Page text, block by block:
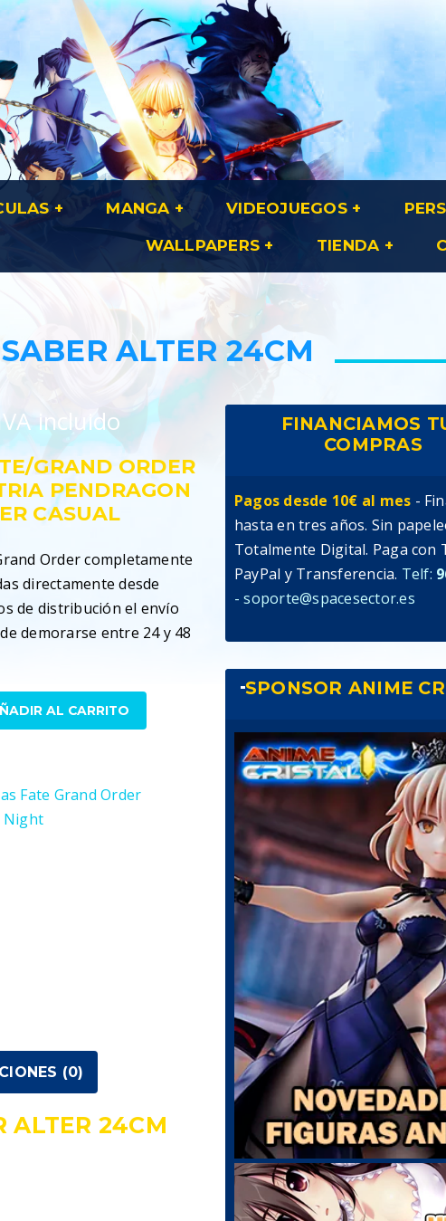
MANGA VIDEOJUEGOS
WALLPAPERS
TIENDA
ALTER 24CM
incluido
GRAND ORDER
PENDRAGON
CASUAL
Order completamente
directamente desde
de distribución el envío
demorarse entre 24 y 48
AL CARRITO
Fate Grand Order
Night
(0)
ALTER 24CM
FINANCIAMOS
COMPRAS
Pagos desde 10€ al mes -
hasta en tres años. Sin
Totalmente Digital. Paga con
PayPal y Transferencia. Telf:
- soporte@spacesector.es
SPONSOR ANIME